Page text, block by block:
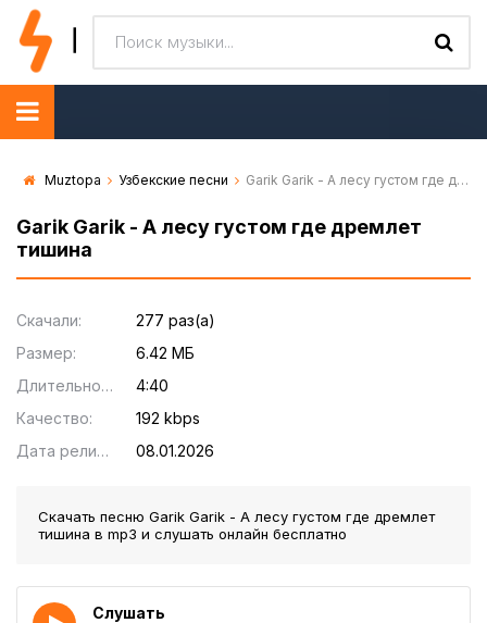
Muztopa Узбекские песни Garik Garik - А лесу густом где дремлет тишина
Garik Garik - А лесу густом где дремлет
тишина
Скачали:
277 раз(а)
Размер:
6.42 МБ
Длительность:
4:40
Качество:
192 kbps
Дата релиза:
08.01.2026
Скачать песню Garik Garik - А лесу густом где дремлет
тишина в mp3 и слушать онлайн бесплатно
Слушать